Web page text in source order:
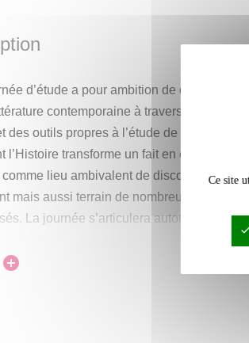
d’étude a pour ambition de
contemporaine à travers l’étude
des outils propres à l’étude de l’Histoire.
l’Histoire transforme un fait en
comme lieu ambivalent de discours
mais aussi terrain de nombreux contre-
La journée s’articulera autour deux
et des écritures de l'événement et du
de sens et des processus de
Ce site